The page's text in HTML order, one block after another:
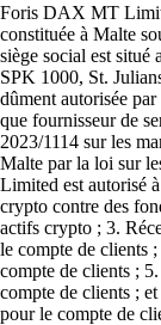
Foris DAX MT
constituée à Malte
siège social est
SPK 1000, St.
dûment autorisée
que fournisseur de
2023/1114 sur les
Malte par la loi sur
Limited est autorisé
crypto contre des
actifs crypto ; 3.
le compte de clients
compte de clients ;
compte de clients ;
pour le compte de